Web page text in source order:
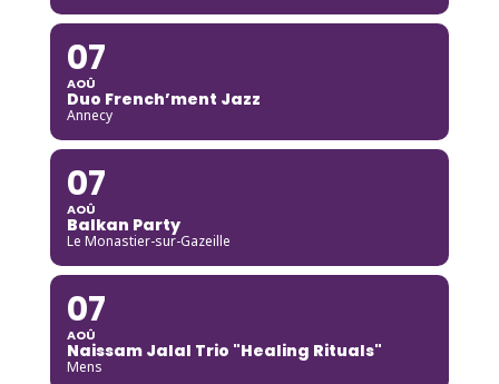
07
AOÛ
Duo French’ment Jazz
Annecy
07
AOÛ
Balkan Party
Le Monastier-sur-Gazeille
07
AOÛ
Naissam Jalal Trio "Healing Rituals"
Mens